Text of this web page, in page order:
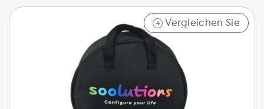
+ Vergleichen Sie